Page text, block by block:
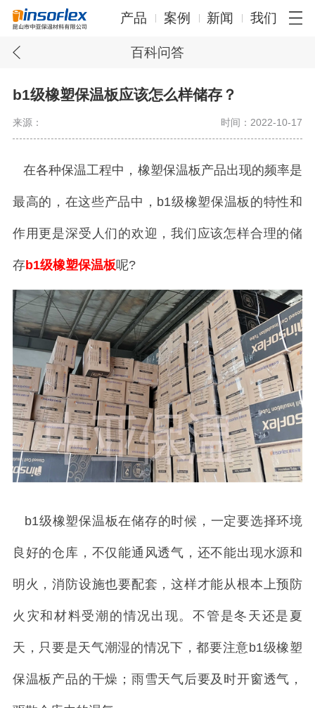
产品 案例 新闻 我们
百科问答
b1级橡塑保温板应该怎么样储存？
来源： 时间：2022-10-17
在各种保温工程中，橡塑保温板产品出现的频率是
最高的，在这些产品中，b1级橡塑保温板的特性和
作用更是深受人们的欢迎，我们应该怎样合理的储
存b1级橡塑保温板呢?
b1级橡塑保温板在储存的时候，一定要选择环境
良好的仓库，不仅能通风透气，还不能出现水源和
明火，消防设施也要配套，这样才能从根本上预防
火灾和材料受潮的情况出现。不管是冬天还是夏
天，只要是天气潮湿的情况下，都要注意b1级橡塑
保温板产品的干燥；雨雪天气后要及时开窗透气，